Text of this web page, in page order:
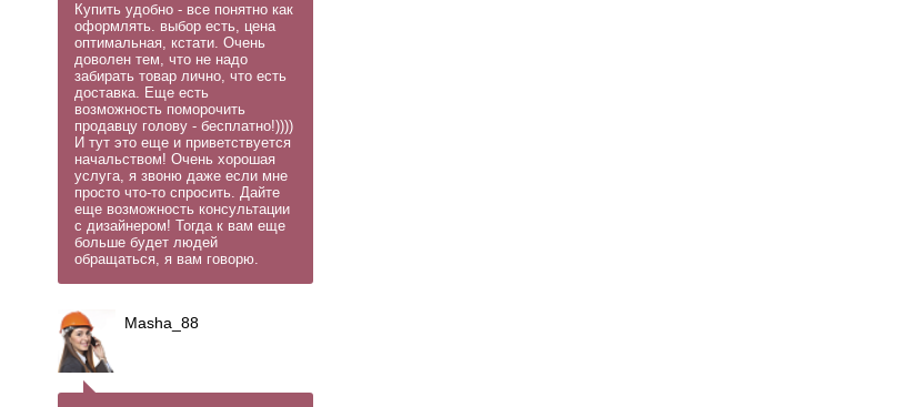
Купить удобно - все понятно как
оформлять. выбор есть, цена
оптимальная, кстати. Очень
доволен тем, что не надо
забирать товар лично, что есть
доставка. Еще есть
возможность поморочить
продавцу голову - бесплатно!))))
И тут это еще и приветствуется
начальством! Очень хорошая
услуга, я звоню даже если мне
просто что-то спросить. Дайте
еще возможность консультации
с дизайнером! Тогда к вам еще
больше будет людей
обращаться, я вам говорю.
Masha_88